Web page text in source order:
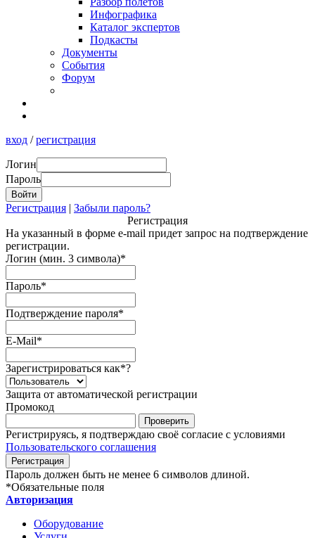
Инфографика
Каталог экспертов
Подкасты
Документы
События
Форум
вход /регистрация
Логин
Пароль
Регистрация | Забыли пароль?
Регистрация
На указанный в форме e-mail придет запрос на подтверждение
регистрации.
Логин (мин. 3 символа)*
Пароль*
Подтверждение пароля*
E-Mail*
Зарегистрироваться как*?
Защита от автоматической регистрации
Промокод
Регистрируясь, я подтверждаю своё согласие с условиями
Пользовательского соглашения
Пароль должен быть не менее 6 символов длиной.
*Обязательные поля
Авторизация
Оборудование